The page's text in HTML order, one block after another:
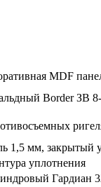
MDF
Border ЗВ 8-
1,5 мм, закрытый
уплотнения
Гардиан